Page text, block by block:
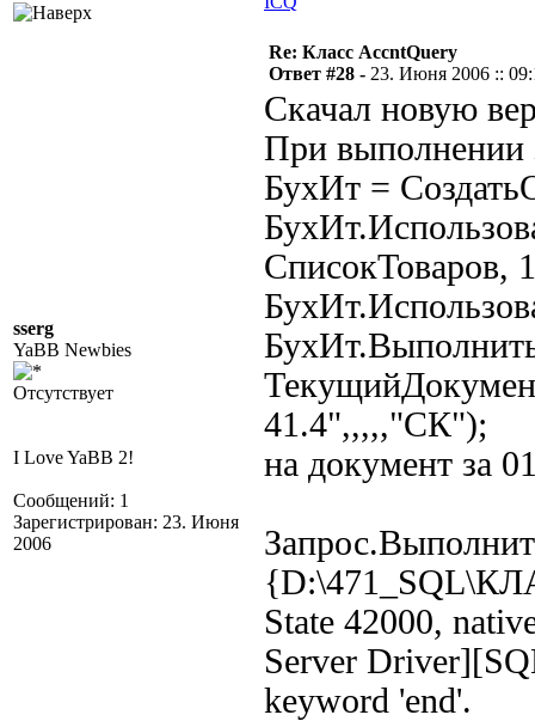
sserg
YaBB Newbies
Отсутствует
I Love YaBB 2!
Сообщений: 1
Зарегистрирован: 23. Июня
2006
Re: Класс AccntQuery
Ответ #28 - 23. Июня 2006 ::
Скачал новую
При выполнении
БухИт =
СписокТоваров,
41.4",,,,,"СК");
на документ за
State 42000,
Server
keyword 'end'.